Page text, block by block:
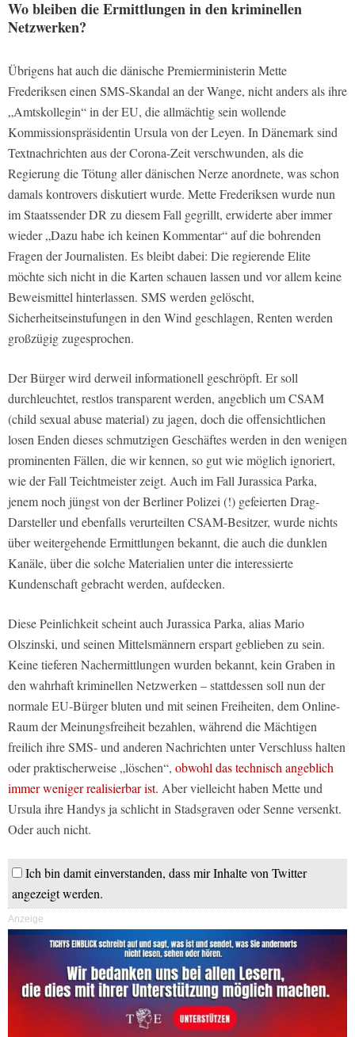
Wo bleiben die Ermittlungen in den kriminellen
Netzwerken?
Übrigens hat auch die dänische Premierministerin Mette
Frederiksen einen SMS-Skandal an der Wange, nicht anders als ihre
„Amtskollegin“ in der EU, die allmächtig sein wollende
Kommissionspräsidentin Ursula von der Leyen. In Dänemark sind
Textnachrichten aus der Corona-Zeit verschwunden, als die
Regierung die Tötung aller dänischen Nerze anordnete, was schon
damals kontrovers diskutiert wurde. Mette Frederiksen wurde nun
im Staatssender DR zu diesem Fall gegrillt, erwiderte aber immer
wieder „Dazu habe ich keinen Kommentar“ auf die bohrenden
Fragen der Journalisten. Es bleibt dabei: Die regierende Elite
möchte sich nicht in die Karten schauen lassen und vor allem keine
Beweismittel hinterlassen. SMS werden gelöscht,
Sicherheitseinstufungen in den Wind geschlagen, Renten werden
großzügig zugesprochen.
Der Bürger wird derweil informationell geschröpft. Er soll
durchleuchtet, restlos transparent werden, angeblich um CSAM
(child sexual abuse material) zu jagen, doch die offensichtlichen
losen Enden dieses schmutzigen Geschäftes werden in den wenigen
prominenten Fällen, die wir kennen, so gut wie möglich ignoriert,
wie der Fall Teichtmeister zeigt. Auch im Fall Jurassica Parka,
jenem noch jüngst von der Berliner Polizei (!) gefeierten Drag-
Darsteller und ebenfalls verurteilten CSAM-Besitzer, wurde nichts
über weitergehende Ermittlungen bekannt, die auch die dunklen
Kanäle, über die solche Materialien unter die interessierte
Kundenschaft gebracht werden, aufdecken.
Diese Peinlichkeit scheint auch Jurassica Parka, alias Mario
Olszinski, und seinen Mittelsmännern erspart geblieben zu sein.
Keine tieferen Nachermittlungen wurden bekannt, kein Graben in
den wahrhaft kriminellen Netzwerken – stattdessen soll nun der
normale EU-Bürger bluten und mit seinen Freiheiten, dem Online-
Raum der Meinungsfreiheit bezahlen, während die Mächtigen
freilich ihre SMS- und anderen Nachrichten unter Verschluss halten
oder praktischerweise „löschen“, obwohl das technisch angeblich
immer weniger realisierbar ist. Aber vielleicht haben Mette und
Ursula ihre Handys ja schlicht in Stadsgraven oder Senne versenkt.
Oder auch nicht.
Ich bin damit einverstanden, dass mir Inhalte von Twitter
angezeigt werden.
Anzeige